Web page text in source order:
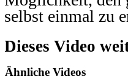
selbst einmal zu
Dieses Video
Ähnliche Videos